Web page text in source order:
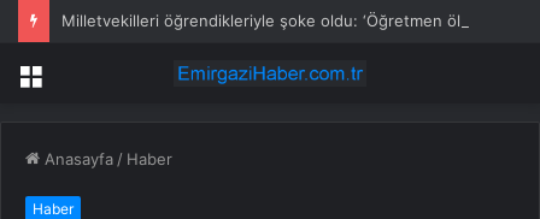
Menü
Anasayfa / Haber
Haber